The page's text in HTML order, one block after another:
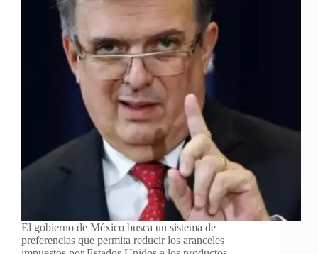
El gobierno de México busca un sistema de
preferencias que permita reducir los aranceles